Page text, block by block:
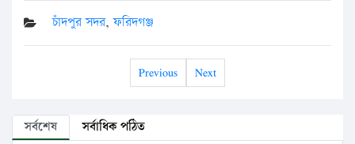
চাঁদপুর সদর,ফরিদগঞ্জ
Previous Next
সর্বশেষ সর্বাধিক পঠিত